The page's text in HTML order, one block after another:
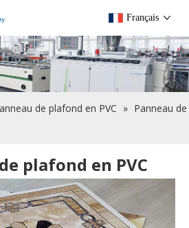
Français
de plafond en PVC » Panneau de
plafond en PVC